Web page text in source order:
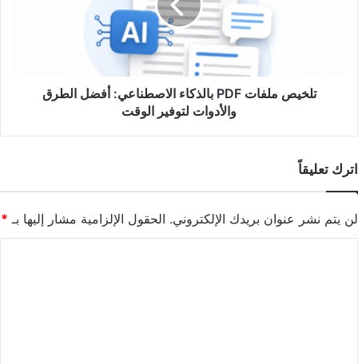
الوقت
تلخيص ملفات PDF بالذكاء الاصطناعي: أفضل الطرق
والأدوات لتوفير الوقت
اترك تعليقاً
لن يتم نشر عنوان بريدك الإلكتروني. الحقول الإلزامية مشار إليها بـ *